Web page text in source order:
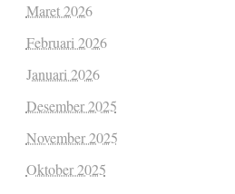
Maret 2026
Februari 2026
Januari 2026
Desember 2025
November 2025
Oktober 2025